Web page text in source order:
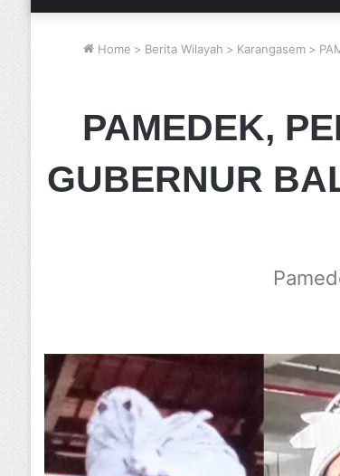
Home > Berita Wilayah > Karangasem >
PAMEDEK,
GUBERNUR